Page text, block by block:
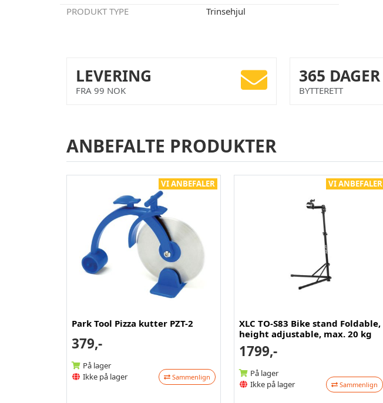
PRODUKT TYPE
Trinsehjul
LEVERING
FRA 99 NOK
365 DAGER
BYTTERETT
ANBEFALTE PRODUKTER
VI ANBEFALER
Park Tool Pizza kutter PZT-2
379,-
På lager
Ikke på lager
Sammenlign
VI ANBEFALER
XLC TO-S83 Bike stand Foldable,
height adjustable, max. 20 kg
1799,-
På lager
Ikke på lager
Sammenlign